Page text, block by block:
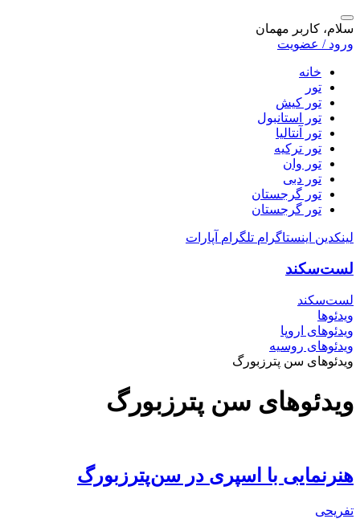
سلام، کاربر مهمان
ورود / عضویت
خانه
تور
تور کیش
تور استانبول
تور آنتالیا
تور ترکیه
تور وان
تور دبی
تور گرجستان
تور گرجستان
لینکدین اینستاگرام تلگرام آپارات
لست‌سکند
لست‌سکند
ویدئوها
ویدئوهای اروپا
ویدئوهای روسیه
ویدئوهای سن پترزبورگ
ویدئو‌های سن پترزبورگ
هنرنمایی با اسپری در سن‌پترزبورگ
تفریحی